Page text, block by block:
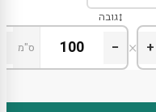
+
×
גובה
− ס"מ